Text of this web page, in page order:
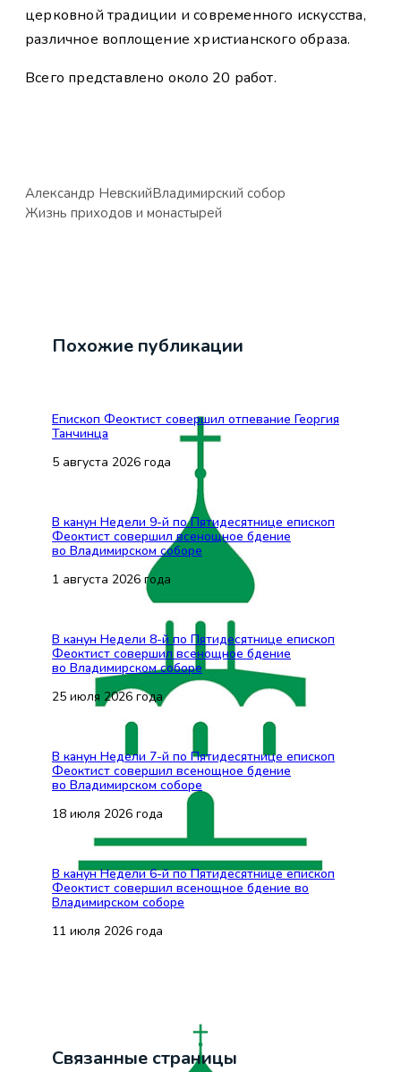
церковной традиции и современного искусства,
различное воплощение христианского образа.
Всего представлено около 20 работ.
Александр НевскийВладимирский собор
Жизнь приходов и монастырей
Похожие публикации
Епископ Феоктист совершил отпевание Георгия
Танчинца
5 августа 2026 года
В канун Недели 9-й по Пятидесятнице епископ
Феоктист совершил всенощное бдение
во Владимирском соборе
1 августа 2026 года
В канун Недели 8-й по Пятидесятнице епископ
Феоктист совершил всенощное бдение
во Владимирском соборе
25 июля 2026 года
В канун Недели 7-й по Пятидесятнице епископ
Феоктист совершил всенощное бдение
во Владимирском соборе
18 июля 2026 года
В канун Недели 6-й по Пятидесятнице епископ
Феоктист совершил всенощное бдение во
Владимирском соборе
11 июля 2026 года
Связанные страницы